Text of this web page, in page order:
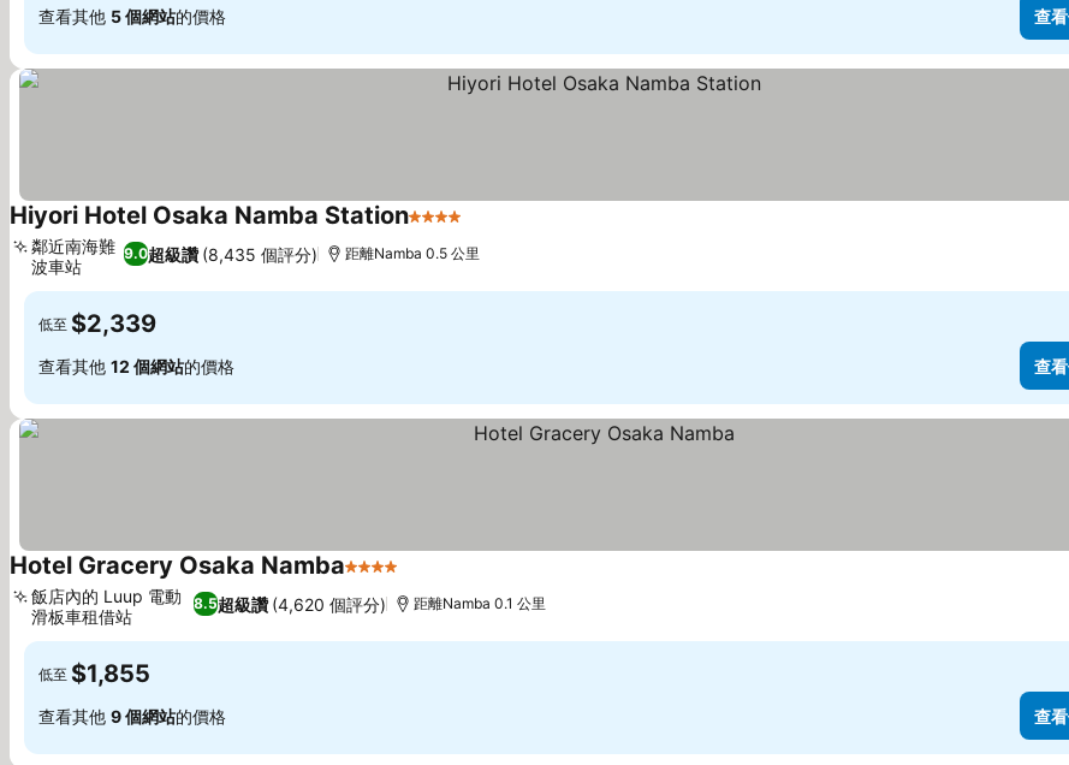
查看其他 5 個網站的價格 查
Hiyori Hotel Osaka Namba Station4 星級
9.0超級讚 (8,435 個評分)
鄰近南海難
波車站
距離Namba 0.5 公里
低至 $2,339
查看其他 12 個網站的價格 查
Hotel Gracery Osaka Namba4 星級
8.5超級讚 (4,620 個評分)
飯店內的 Luup 電動
滑板車租借站
距離Namba 0.1 公里
低至 $1,855
查看其他 9 個網站的價格 查